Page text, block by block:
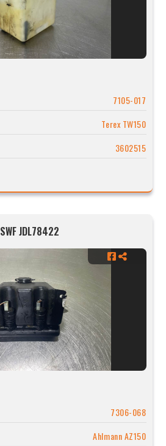
7105-017
Terex TW150
3602515
SWF JDL78422
7306-068
Ahlmann AZ150